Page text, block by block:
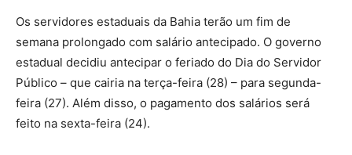
Os servidores estaduais da Bahia terão um fim de
semana prolongado com salário antecipado. O governo
estadual decidiu antecipar o feriado do Dia do Servidor
Público – que cairia na terça-feira (28) – para segunda-
feira (27). Além disso, o pagamento dos salários será
feito na sexta-feira (24).